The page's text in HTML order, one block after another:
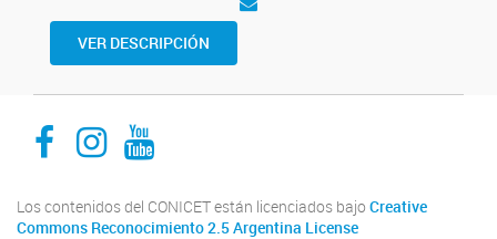
VER DESCRIPCIÓN
Facebook
Instagram
Youtube
Los contenidos del CONICET están licenciados bajo Creative
Commons Reconocimiento 2.5 Argentina License